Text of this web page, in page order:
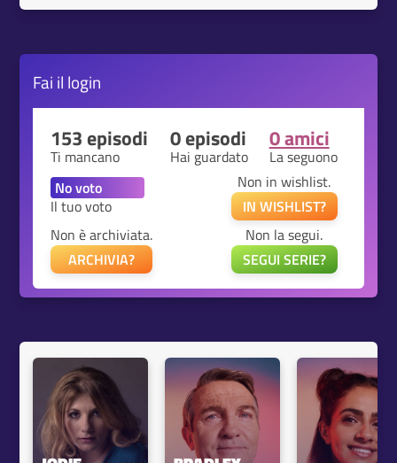
Fai il login
153 episodi
Ti mancano
0 episodi
Hai guardato
0 amici
La seguono
Il tuo voto
Non in wishlist.
IN WISHLIST?
Non è archiviata.
ARCHIVIA?
Non la segui.
SEGUI SERIE?